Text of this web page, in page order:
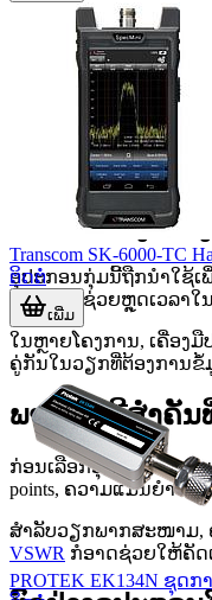
ບົດບາດຂອງເຄື່
ອຸປະກອນກຸ່ມນີ້ຖືກນໍາໃຊ້ເ
DTF ເພື່ອຊ່ວຍຫຼຸດເວລາ
ໃນຫຼາຍໂຄງການ, ເຄື່ອງມື
ຄູ່ກັນໃນວຽກທີ່ຕ້ອງການຂໍ້
ພາລາມິເຕີສໍາຄັ
ກ່ອນເລືອກອຸປະກອນ, ຄວນ
points, ຄວາມແມ່ນຍໍາ
ສໍາລັບວຽກພາກສະໜາມ,
VSWR ກໍອາດຊ່ວຍໃຫ້ຄັດ
Transcom SK-6000-TC
ຕິດຕໍ່
ເພີ່ມ
PROTEK EK134N ຊຸດ​